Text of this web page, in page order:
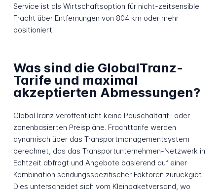
Service ist als Wirtschaftsoption für nicht-zeitsensible
Fracht über Entfernungen von 804 km oder mehr
positioniert.
Was sind die GlobalTranz-
Tarife und maximal
akzeptierten Abmessungen?
GlobalTranz veröffentlicht keine Pauschaltarif- oder
zonenbasierten Preispläne. Frachttarife werden
dynamisch über das Transportmanagementsystem
berechnet, das das Transportunternehmen-Netzwerk in
Echtzeit abfragt und Angebote basierend auf einer
Kombination sendungsspezifischer Faktoren zurückgibt.
Dies unterscheidet sich vom Kleinpaketversand, wo